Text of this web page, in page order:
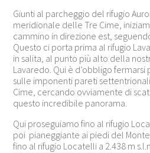
Giunti al parcheggio del rifugio
meridionale delle Tre Cime,
cammino in direzione est,
Questo ci porta prima al rifugio
in salita, al punto più alto della
Lavaredo. Qui è d’obbligo fermarsi
sulle imponenti pareti
Cime, cercando ovviamente di
questo incredibile panorama.
Qui proseguiamo fino al rifugio
poi pianeggiante ai piedi del
fino al rifugio Locatelli a 2.438 m